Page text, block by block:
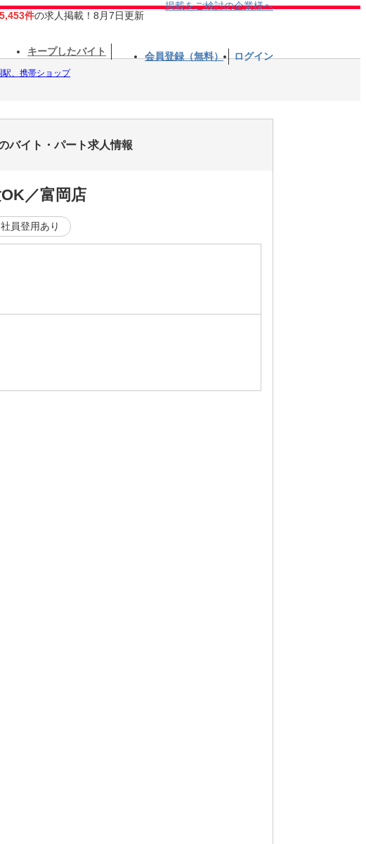
件の求人掲載！8月7日更新
掲載をご検討の企業様へ
キープしたバイト 会員登録（無料） ログイン
駅、携帯ショップ
バイト・パート求人情報
／富岡店
員登用あり